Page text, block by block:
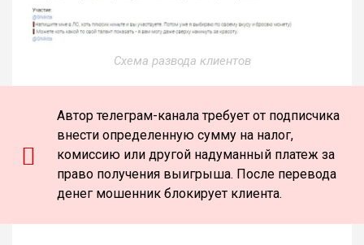
Схема развода клиентов
Автор телеграм-канала требует от подписчика
внести определенную сумму на налог,
комиссию или другой надуманный платеж за
право получения выигрыша. После перевода
денег мошенник блокирует клиента.